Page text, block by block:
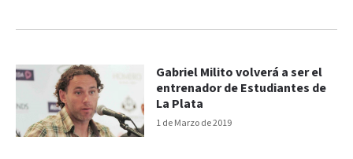
1 de Marzo de 2019
Gabriel Milito volverá a ser el
entrenador de Estudiantes de
La Plata